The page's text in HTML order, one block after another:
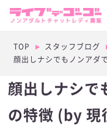
TOP スタッフブログ
顔出しナシでもノンアダ
顔出しナシで
の特徴 (by 現